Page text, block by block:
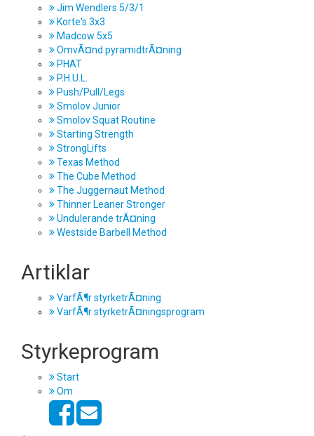
Jim Wendlers 5/3/1
Korte's 3x3
Madcow 5x5
OmvÃ¤nd pyramidtrÃ¤ning
PHAT
P.H.U.L.
Push/Pull/Legs
Smolov Junior
Smolov Squat Routine
Starting Strength
StrongLifts
Texas Method
The Cube Method
The Juggernaut Method
Thinner Leaner Stronger
Undulerande trÃ¤ning
Westside Barbell Method
Artiklar
VarfÃ¶r styrketrÃ¤ning
VarfÃ¶r styrketrÃ¤ningsprogram
Styrkeprogram
Start
Om